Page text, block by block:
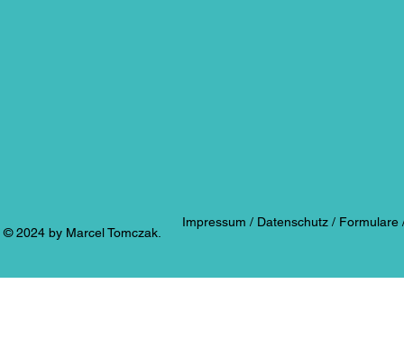
​​​​© 2024 by Marcel Tomczak.
Impressum / Datenschutz / Formulare